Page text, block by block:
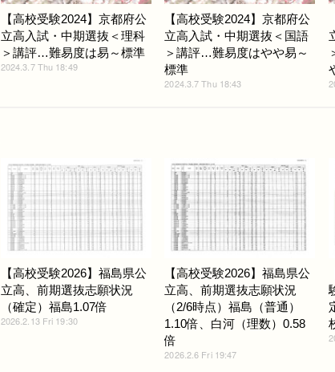
【高校受験2024】京都府公
立高入試・中期選抜＜理科
＞講評…難易度は易～標準
2024.3.7 Thu 18:49
【高校受験2024】京都府公
立高入試・中期選抜＜国語
＞講評…難易度はやや易～
標準
2024.3.7 Thu 18:43
【高校受験2026】福島県公
立高、前期選抜志願状況
（確定）福島1.07倍
2026.2.13 Fri 19:30
【高校受験2026】福島県公
立高、前期選抜志願状況
（2/6時点）福島（普通）
1.10倍、白河（理数）0.58
倍
2026.2.6 Fri 19:47